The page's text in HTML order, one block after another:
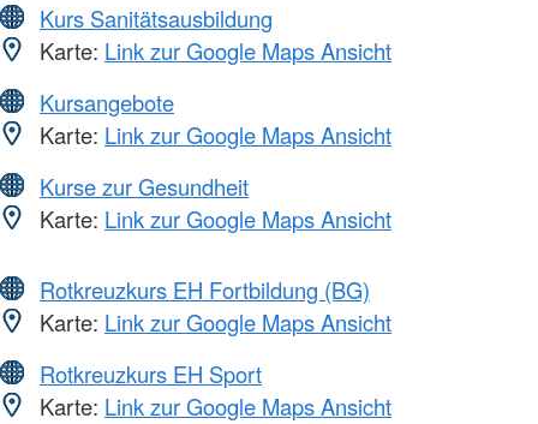
Kurs Sanitätsausbildung
Karte: Link zur Google Maps Ansicht
Kursangebote
Karte: Link zur Google Maps Ansicht
Kurse zur Gesundheit
Karte: Link zur Google Maps Ansicht
Rotkreuzkurs EH Fortbildung (BG)
Karte: Link zur Google Maps Ansicht
Rotkreuzkurs EH Sport
Karte: Link zur Google Maps Ansicht